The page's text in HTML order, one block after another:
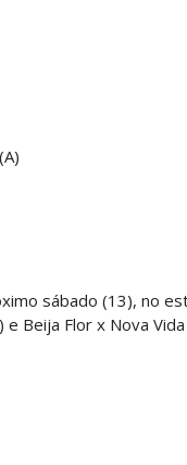
sábado (13), no
e Beija Flor x Nova